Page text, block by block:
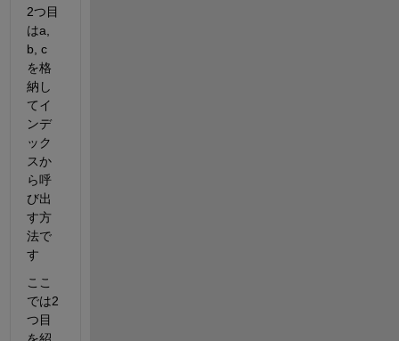
2つ目
はa,
b, c
を格
納し
てイ
ンデ
ック
スか
ら呼
び出
す方
法で
す
ここ
では2
つ目
を紹